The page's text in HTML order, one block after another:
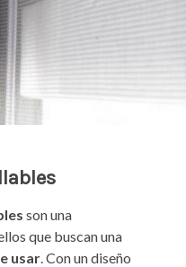
son una
que buscan una
usar. Con un diseño